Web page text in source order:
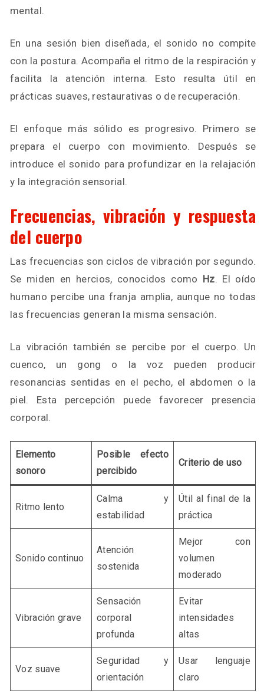
mental.
En una sesión bien diseñada, el sonido no compite
con la postura. Acompaña el ritmo de la respiración y
facilita la atención interna. Esto resulta útil en
prácticas suaves, restaurativas o de recuperación.
El enfoque más sólido es progresivo. Primero se
prepara el cuerpo con movimiento. Después se
introduce el sonido para profundizar en la relajación
y la integración sensorial.
Frecuencias, vibración y respuesta
del cuerpo
Las frecuencias son ciclos de vibración por segundo.
Se miden en hercios, conocidos como Hz. El oído
humano percibe una franja amplia, aunque no todas
las frecuencias generan la misma sensación.
La vibración también se percibe por el cuerpo. Un
cuenco, un gong o la voz pueden producir
resonancias sentidas en el pecho, el abdomen o la
piel. Esta percepción puede favorecer presencia
corporal.
Elemento
sonoro
Posible efecto
percibido
Criterio de uso
Ritmo lento
Calma y
estabilidad
Útil al final de la
práctica
Sonido continuo
Atención
sostenida
Mejor con
volumen
moderado
Vibración grave
Sensación
corporal
profunda
Evitar
intensidades
altas
Voz suave
Seguridad y
orientación
Usar lenguaje
claro